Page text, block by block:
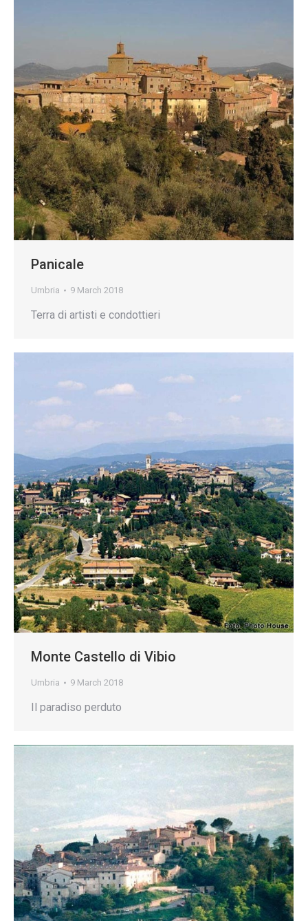
Panicale
Umbria 9 March 2018
Terra di artisti e condottieri
Monte Castello di Vibio
Umbria 9 March 2018
Il paradiso perduto